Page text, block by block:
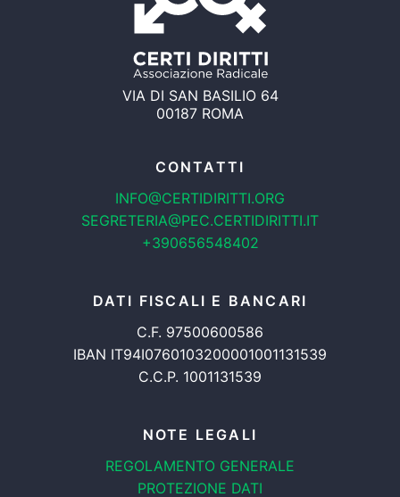
VIA DI SAN BASILIO 64
00187 ROMA
CONTATTI
INFO@CERTIDIRITTI.ORG
SEGRETERIA@PEC.CERTIDIRITTI.IT
+390656548402
DATI FISCALI E BANCARI
C.F. 97500600586
IBAN IT94I0760103200001001131539
C.C.P. 1001131539
NOTE LEGALI
REGOLAMENTO GENERALE
PROTEZIONE DATI